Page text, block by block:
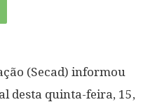
(Secad) informou
desta quinta-feira, 15,